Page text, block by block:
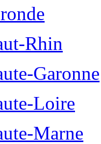
Rhin
Garonne
Loire
Marne